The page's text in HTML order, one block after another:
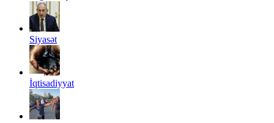
Siyasət
İqtisadiyyat